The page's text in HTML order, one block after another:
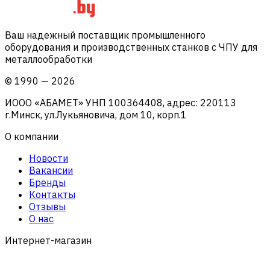
Ваш надежный поставщик промышленного
оборудования и производственных станков с ЧПУ для
металлообработки
© 1990 — 2026
ИООО «АБАМЕТ» УНП 100364408, адрес: 220113
г.Минск, ул.Лукьяновича, дом 10, корп.1
О компании
Новости
Вакансии
Бренды
Контакты
Отзывы
О нас
Интернет-магазин